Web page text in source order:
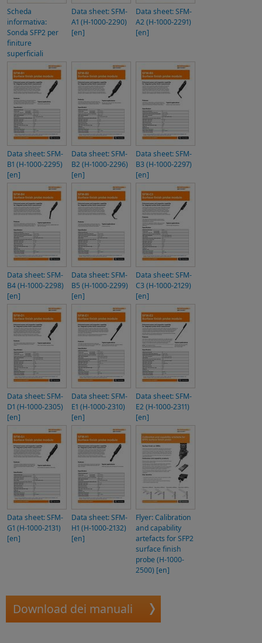
Scheda
informativa:
Sonda SFP2 per
finiture
superficiali
Data sheet: SFM-
A1 (H-1000-2290)
[en]
Data sheet: SFM-
A2 (H-1000-2291)
[en]
Data sheet: SFM-
B1 (H-1000-2295)
[en]
Data sheet: SFM-
B2 (H-1000-2296)
[en]
Data sheet: SFM-
B3 (H-1000-2297)
[en]
Data sheet: SFM-
B4 (H-1000-2298)
[en]
Data sheet: SFM-
B5 (H-1000-2299)
[en]
Data sheet: SFM-
C3 (H-1000-2129)
[en]
Data sheet: SFM-
D1 (H-1000-2305)
[en]
Data sheet: SFM-
E1 (H-1000-2310)
[en]
Data sheet: SFM-
E2 (H-1000-2311)
[en]
Data sheet: SFM-
G1 (H-1000-2131)
[en]
Data sheet: SFM-
H1 (H-1000-2132)
[en]
Flyer: Calibration
and capability
artefacts for SFP2
surface finish
probe (H-1000-
2500) [en]
Download dei manuali